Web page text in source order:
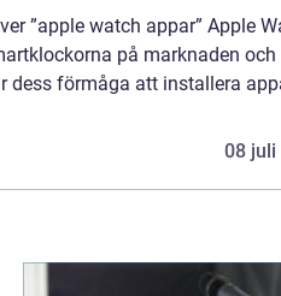
”apple watch appar” Apple
på marknaden och
dess förmåga att installera
08 juli